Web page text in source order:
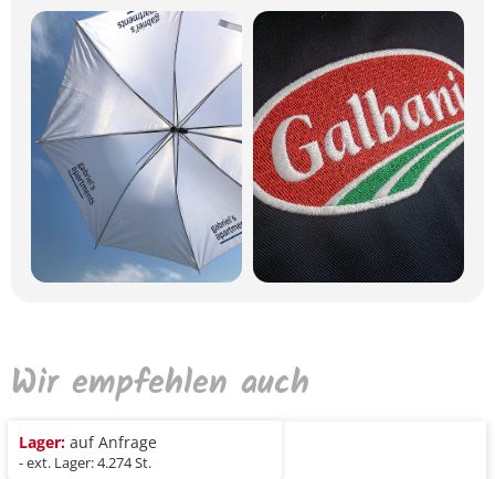
Wir empfehlen auch
Lager: auf Anfrage
- ext. Lager: 4.274 St.